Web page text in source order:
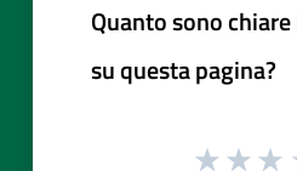
Quanto sono
su questa pagina?